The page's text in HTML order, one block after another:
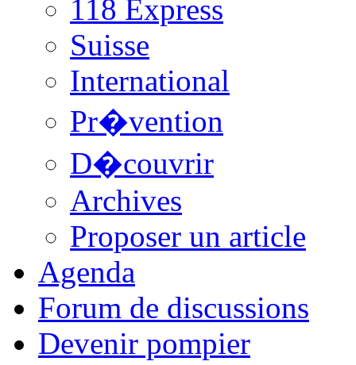
118 Express
Suisse
International
Pr�vention
D�couvrir
Archives
Proposer un article
Agenda
Forum de discussions
Devenir pompier